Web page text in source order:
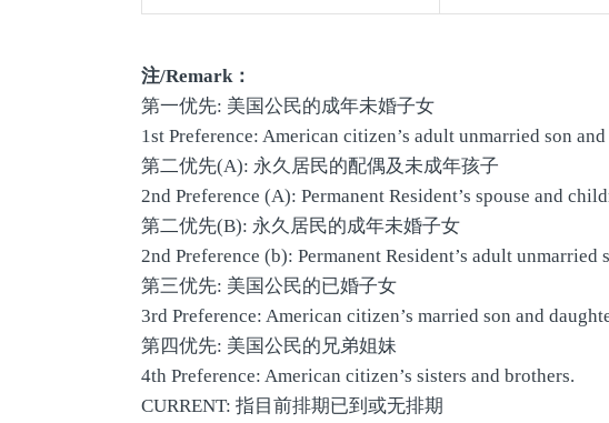
注/Remark：
第一优先: 美国公民的成年未婚子女
1st Preference: American citizen’s adult unmarried son
第二优先(A): 永久居民的配偶及未成年孩子
2nd Preference (A): Permanent Resident’s spouse and
第二优先(B): 永久居民的成年未婚子女
2nd Preference (b): Permanent Resident’s adult unmarried
第三优先: 美国公民的已婚子女
3rd Preference: American citizen’s married son and
第四优先: 美国公民的兄弟姐妹
4th Preference: American citizen’s sisters and brothers.
CURRENT: 指目前排期已到或无排期